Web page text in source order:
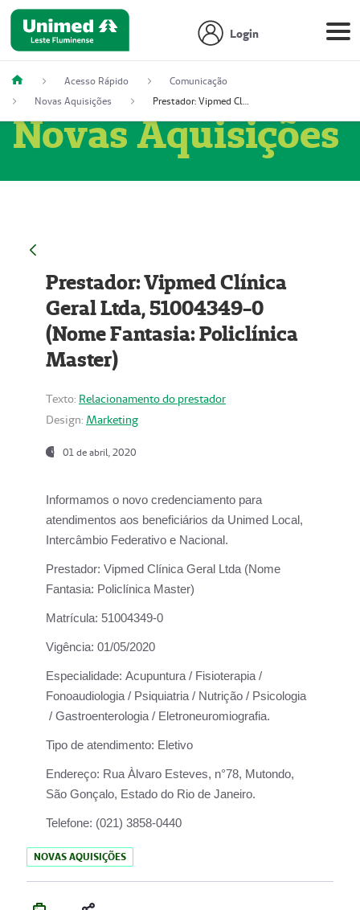
Login
Acesso Rápido
Comunicação
Novas Aquisições
Prestador: Vipmed Clínica Geral Ltda, 51004349-0 (Nome Fantasia: Policlínica Master)
Novas Aquisições
Prestador: Vipmed Clínica
Geral Ltda, 51004349-0
(Nome Fantasia: Policlínica
Master)
Texto: Relacionamento do prestador
Design: Marketing
01 de abril, 2020
Informamos o novo credenciamento para
atendimentos aos beneficiários da Unimed Local,
Intercâmbio Federativo e Nacional.
Prestador: Vipmed Clínica Geral Ltda (Nome
Fantasia: Policlínica Master)
Matrícula: 51004349-0
Vigência: 01/05/2020
Especialidade: Acupuntura / Fisioterapia /
Fonoaudiologia / Psiquiatria / Nutrição / Psicologia
/ Gastroenterologia / Eletroneuromiografia.
Tipo de atendimento: Eletivo
Endereço: Rua Àlvaro Esteves, n°78, Mutondo,
São Gonçalo, Estado do Rio de Janeiro.
Telefone: (021) 3858-0440
NOVAS AQUISIÇÕES